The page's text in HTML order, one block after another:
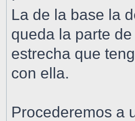
La de la base la
queda la parte
estrecha que
con ella.
Procederemos a